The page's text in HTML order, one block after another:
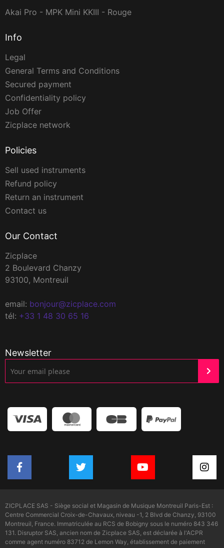
Akai Pro - MPK Mini KKIII - Rouge
Info
Legal
General Terms and Conditions
Secured payment
Confidentiality policy
Job Offer
Zicplace network
Policies
Sell used instruments
Refund policy
Return an instrument
Contact us
Our Contact
Zicplace
2 Boulevard Chanzy
93100, Montreuil
email: bonjour@zicplace.com
tél: +33 1 48 30 65 16
Newsletter
ZICPLACE SAS - Siège social et Magasin de Musique Montreuil Paris-Est :
Centre Commercial Croix-de-Chavaux, niveau -1, 2 Blvd de Chanzy, 93100
Montreuil, France. Immatriculée au RCS de Bobigny sous le numéro 843 346
131. Disruptor SAS, ancien nom de Zicplace SAS, est déclarée à l'ACPR
comme agent numéro 83712 de Lemon Way, établissement de paiement